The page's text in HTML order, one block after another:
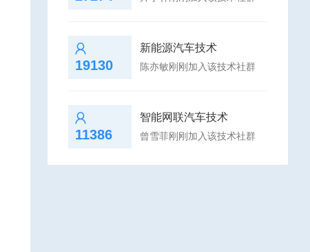
19130
新能源汽车技术
陈亦敏刚刚加入该技术社群
11386
智能网联汽车技术
曾雪菲刚刚加入该技术社群